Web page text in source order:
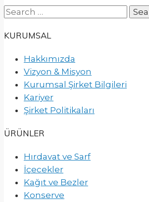
Search
KURUMSAL
Hakkımızda
Vizyon & Misyon
Kurumsal Şirket Bilgileri
Kariyer
Şirket Politikaları
ÜRÜNLER
Hırdavat ve Sarf
İçecekler
Kağıt ve Bezler
Konserve